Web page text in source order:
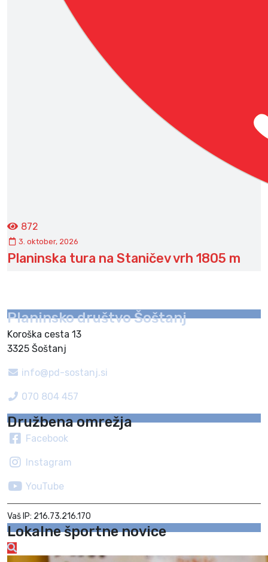
872
3. oktober, 2026
Planinska tura na Staničev vrh 1805 m
Planinsko društvo Šoštanj
Koroška cesta 13
3325 Šoštanj
info@pd-sostanj.si
070 804 457
Družbena omrežja
Facebook
Instagram
YouTube
Vaš IP: 216.73.216.170
Lokalne športne novice